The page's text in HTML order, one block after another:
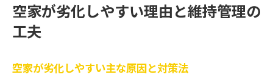
空家が劣化しやすい理由と維持管理の
工夫
空家が劣化しやすい主な原因と対策法